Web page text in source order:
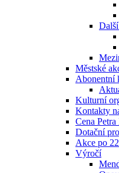
Městské
Abonentní
Kulturní
Kontakty
Cena Petra
Dotační
Akce po
Výročí